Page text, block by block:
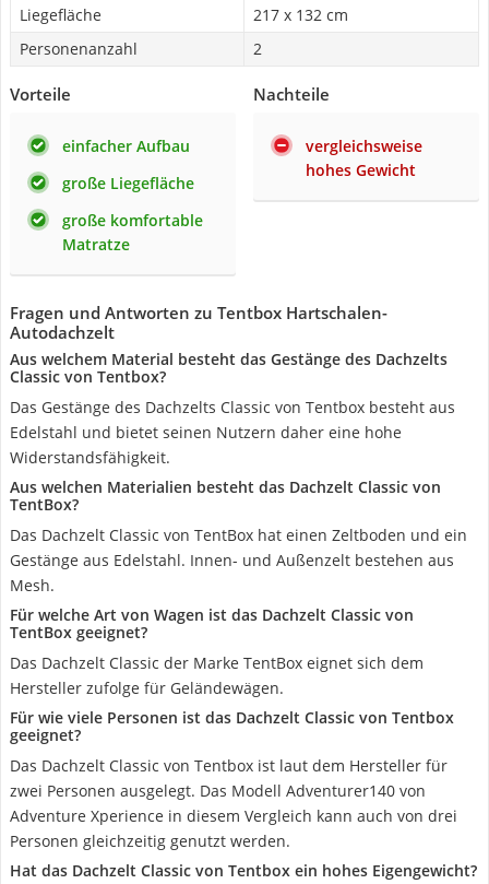
Liegefläche
217 x 132 cm
Personenanzahl
2
Vorteile
einfacher Aufbau
große Liegefläche
große komfortable
Matratze
Nachteile
vergleichsweise
hohes Gewicht
Fragen und Antworten zu Tentbox Hartschalen-
Autodachzelt
Aus welchem Material besteht das Gestänge des Dachzelts
Classic von Tentbox?
Das Gestänge des Dachzelts Classic von Tentbox besteht aus
Edelstahl und bietet seinen Nutzern daher eine hohe
Widerstandsfähigkeit.
Aus welchen Materialien besteht das Dachzelt Classic von
TentBox?
Das Dachzelt Classic von TentBox hat einen Zeltboden und ein
Gestänge aus Edelstahl. Innen- und Außenzelt bestehen aus
Mesh.
Für welche Art von Wagen ist das Dachzelt Classic von
TentBox geeignet?
Das Dachzelt Classic der Marke TentBox eignet sich dem
Hersteller zufolge für Geländewägen.
Für wie viele Personen ist das Dachzelt Classic von Tentbox
geeignet?
Das Dachzelt Classic von Tentbox ist laut dem Hersteller für
zwei Personen ausgelegt. Das Modell Adventurer140 von
Adventure Xperience in diesem Vergleich kann auch von drei
Personen gleichzeitig genutzt werden.
Hat das Dachzelt Classic von Tentbox ein hohes Eigengewicht?